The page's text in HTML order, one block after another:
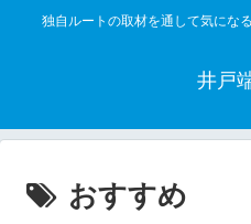
独自ルートの取材を通して気にな
井戸
おすすめ